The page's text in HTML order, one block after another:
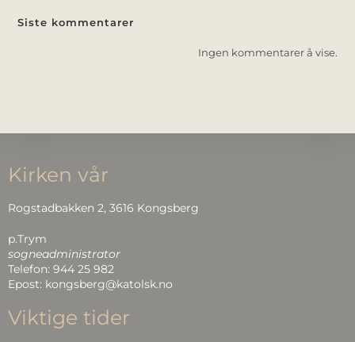
Siste kommentarer
Ingen kommentarer å vise.
Kirken vår
Rogstadbakken 2, 3616 Kongsberg
p.Trym
sogneadministrator
Telefon: 944 25 982
Epost: kongsberg@katolsk.no
Viktige tider